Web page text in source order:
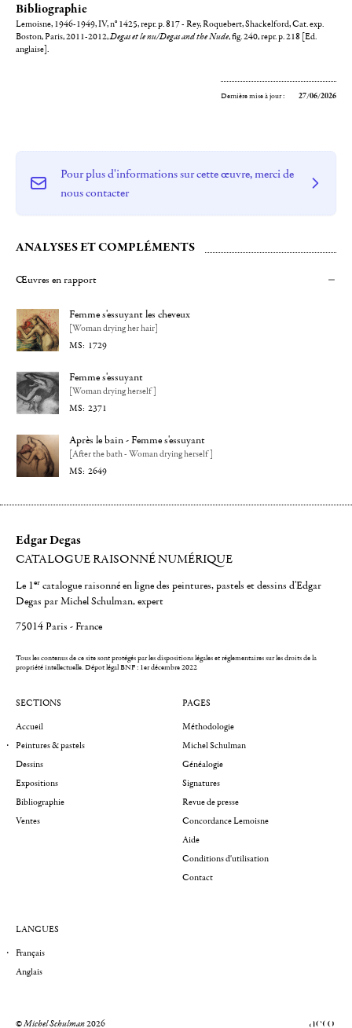
Bibliographie
Lemoisne, 1946-1949, IV, n° 1425, repr. p. 817 - Rey, Roquebert, Shackelford, Cat. exp.
Boston, Paris, 2011-2012,Degas et le nu/Degas and the Nude, fig. 240, repr. p. 218 [Ed.
anglaise].
Dernière mise à jour : 27/06/2026
Pour plus d'informations sur cette œuvre, merci de
nous contacter
ANALYSES ET COMPLÉMENTS
Œuvres en rapport
Femme s'essuyant les cheveux
[Woman drying her hair]
1729
Femme s'essuyant
[Woman drying herself]
2371
Après le bain - Femme s'essuyant
[After the bath - Woman drying herself]
2649
Edgar Degas
CATALOGUE RAISONNÉ NUMÉRIQUE
Le 1er catalogue raisonné en ligne des peintures, pastels et dessins d'Edgar
Degas par Michel Schulman, expert
75014 Paris - France
Tous les contenus de ce site sont protégés par les dispositions légales et réglementaires sur les droits de la
propriété intellectuelle.Dépot légal BNF : 1er décembre 2022
SECTIONS
Accueil
Peintures & pastels
Dessins
Expositions
Bibliographie
Ventes
PAGES
Méthodologie
Michel Schulman
Généalogie
Signatures
Revue de presse
Concordance Lemoisne
Aide
Conditions d'utilisation
Contact
LANGUES
Français
Anglais
©Michel Schulman2026